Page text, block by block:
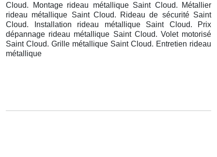
Cloud. Montage rideau métallique Saint Cloud. Métallier
rideau métallique Saint Cloud. Rideau de sécurité Saint
Cloud. Installation rideau métallique Saint Cloud. Prix
dépannage rideau métallique Saint Cloud. Volet motorisé
Saint Cloud. Grille métallique Saint Cloud. Entretien rideau
métallique